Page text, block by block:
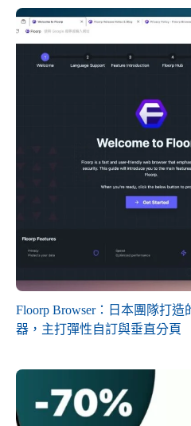
Floorp Browser：日本團隊打造
器，主打彈性自訂與垂直分頁